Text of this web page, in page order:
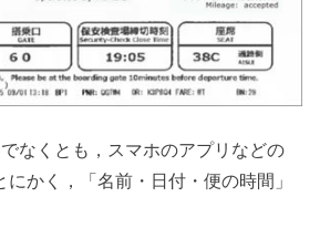
なくとも，スマホのアプリなどの
かく，「名前・日付・便の時間」